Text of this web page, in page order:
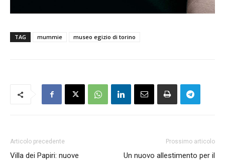
TAG mummie museo egizio di torino
Articolo precedente
Villa dei Papiri: nuove
Prossimo articolo
Un nuovo allestimento per il